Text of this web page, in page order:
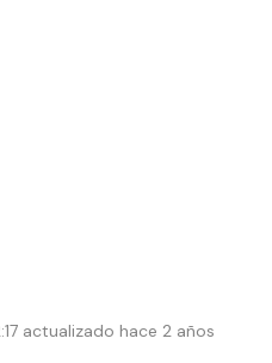
actualizado hace 2 años